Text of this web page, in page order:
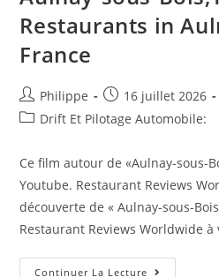
Restaurants in
France
Auteur/autrice
de
Philippe
Post
published:
16 juillet 2026
PostDrift Et Pilotage Automobile:
Ce film autour de «Aulnay-sous-
Youtube. Restaurant Reviews
découverte de « Aulnay-sous-
Restaurant Reviews Worldwide
Continuer La Lecture Aulnay-